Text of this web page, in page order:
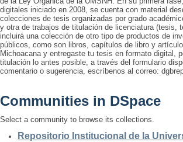
digitales iniciado en 2008, se cuenta con material
colecciones de tesis organizadas por grado
y otra de trabajos de titulación de licenciatura
incluirá una colección de otro tipo de productos de
públicos, como son libros, capítulos de libro y
Michoacana y entregaste tu tesis en formato digital,
titulación lo antes posible, a través del formulario
comentario o sugerencia, escríbenos al correo:
Communities in DSpace
Select a community to browse its collections.
Repositorio Institucional de la